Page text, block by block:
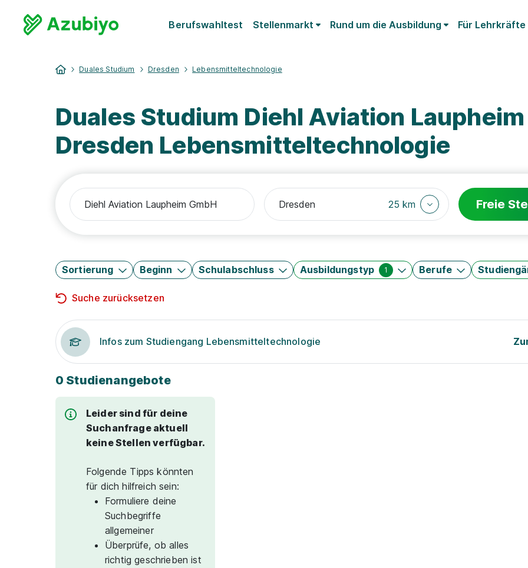
Berufswahltest Stellenmarkt Rund um die Ausbildung Für Lehrkräfte
Duales Studium Dresden Lebensmitteltechnologie
Duales Studium Diehl Aviation Laupheim
Dresden Lebensmitteltechnologie
25 km Freie
Sortierung Beginn Schulabschluss Ausbildungstyp 1 Berufe
Suche zurücksetzen
Infos zum Studiengang Lebensmitteltechnologie
0 Studienangebote
Leider sind für deine
Suchanfrage aktuell
keine Stellen verfügbar.
Folgende Tipps könnten
für dich hilfreich sein:
Formuliere deine
Suchbegriffe
allgemeiner
Überprüfe, ob alles
richtig geschrieben ist